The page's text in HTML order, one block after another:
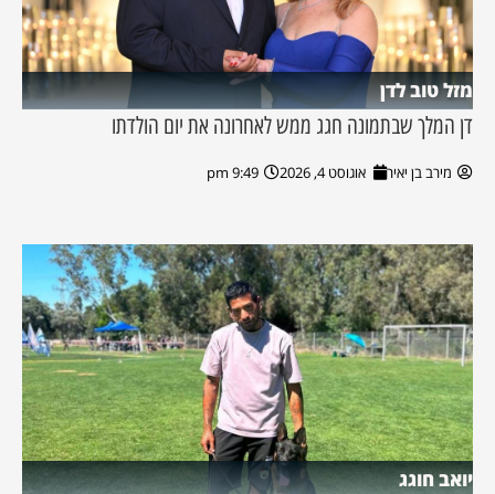
מזל טוב לדן
דן המלך שבתמונה חגג ממש לאחרונה את יום הולדתו
מירב בן יאיר אוגוסט 4, 2026 9:49 pm
יואב חוגג